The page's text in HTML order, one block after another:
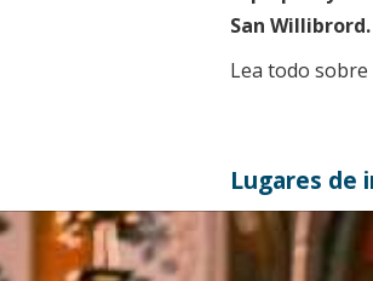
San Willibrord.
Lea todo sobre
Lugares de